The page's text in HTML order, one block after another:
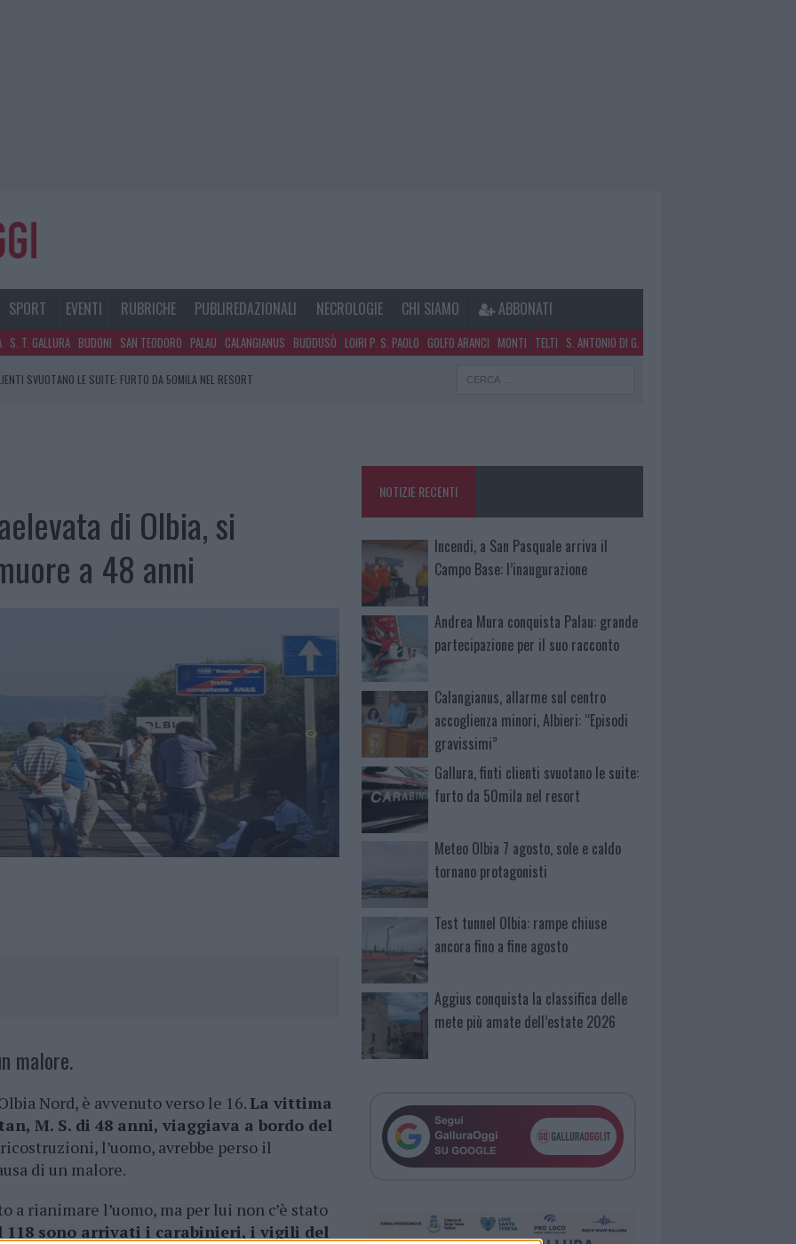
SPORT EVENTI RUBRICHE PUBLIREDAZIONALI NECROLOGIE CHI SIAMO ABBONATI
S. T. GALLURA BUDONI SAN TEODORO PALAU CALANGIANUS BUDDUSÒ LOIRI P. S. PAOLO GOLFO ARANCI MONTI TELTI S. ANTONIO DI G.
SVUOTANO LE SUITE: FURTO DA 50MILA NEL RESORT
SOLE E CALDO TORNANO PROTAGONISTI
di Olbia, si
a 48 anni
malore.
Nord, è avvenuto verso le 16.La vittima
M. S. di 48 anni, viaggiava a bordo del
l’uomo, avrebbe perso il
di un malore.
a rianimare l’uomo, ma per lui non c’è stato
118 sono arrivati i carabinieri, i vigili del
NOTIZIE RECENTI
Incendi, a San Pasquale arriva il
Campo Base: l’inaugurazione
Andrea Mura conquista Palau: grande
partecipazione per il suo racconto
Calangianus, allarme sul centro
accoglienza minori, Albieri: “Episodi
gravissimi”
Gallura, finti clienti svuotano le suite:
furto da 50mila nel resort
Meteo Olbia 7 agosto, sole e caldo
tornano protagonisti
Test tunnel Olbia: rampe chiuse
ancora fino a fine agosto
Aggius conquista la classifica delle
mete più amate dell’estate 2026